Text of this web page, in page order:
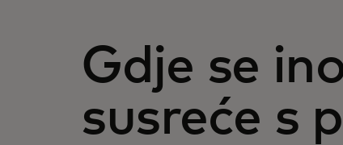
Gdje se
susreće s